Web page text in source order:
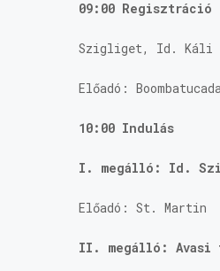
09:00 Regisztráció
Szigliget, Id. Káli
Előadó:
10:00 Indulás
I. megálló: Id.
Előadó: St. Martin
II. megálló: Avasi